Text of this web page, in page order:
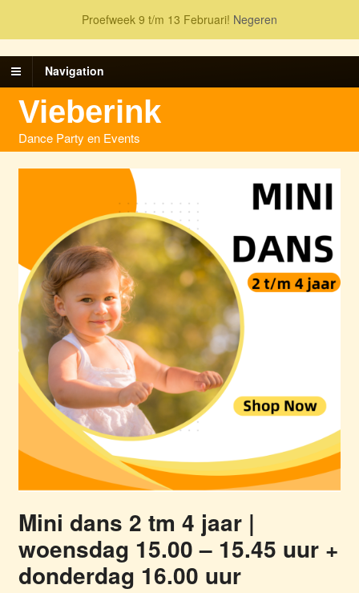
Navigation
Vieberink
Dance Party en Events
Mini dans 2 tm 4 jaar |
woensdag 15.00 – 15.45 uur +
donderdag 16.00 uur
Proefweek 9 t/m 13 Februari! Negeren